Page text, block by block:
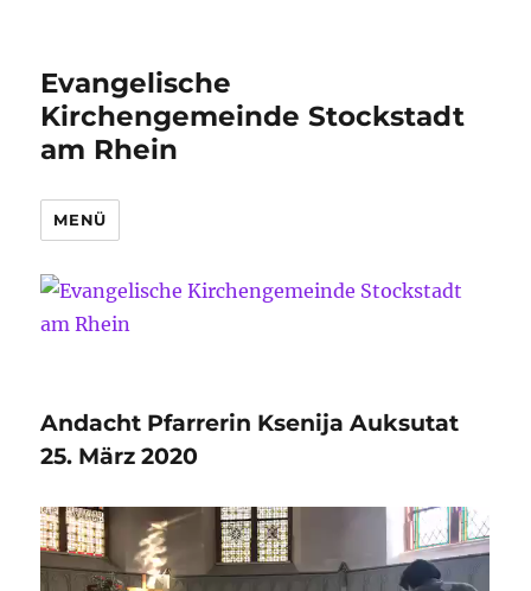
Evangelische
Kirchengemeinde Stockstadt
am Rhein
MENÜ
Andacht Pfarrerin Ksenija Auksutat
25. März 2020